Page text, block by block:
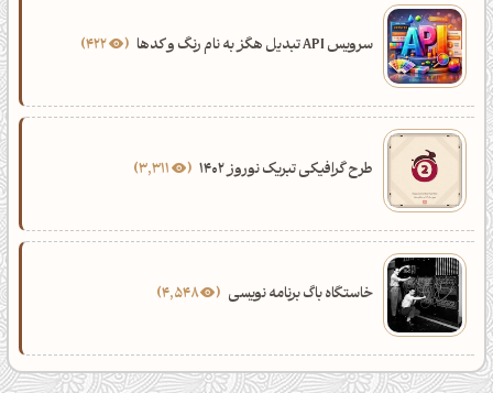
سرویس API تبدیل هگز به نام رنگ و کدها 422
طرح گرافیکی تبریک نوروز 1402
خاستگاه باگ برنامه نویسی 4,548